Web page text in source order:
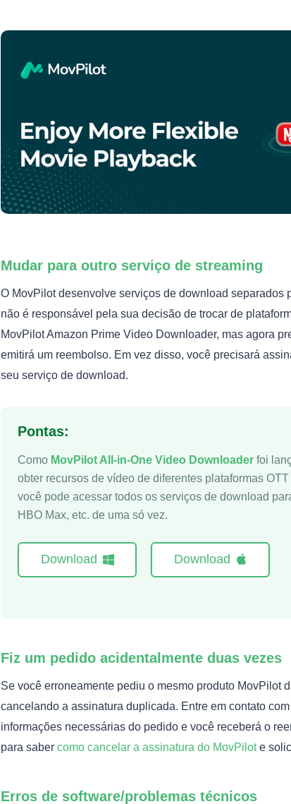
Mudar para outro serviço de streaming
O MovPilot desenvolve serviços de download separados
não é responsável pela sua decisão de trocar de
MovPilot Amazon Prime Video Downloader, mas agora
emitirá um reembolso. Em vez disso, você precisará
seu serviço de download.
Pontas:
Como MovPilot All-in-One Video Downloader foi
obter recursos de vídeo de diferentes plataformas
você pode acessar todos os serviços de download
HBO Max, etc. de uma só vez.
Download Download
Fiz um pedido acidentalmente duas vezes
Se você erroneamente pediu o mesmo produto MovPilot
cancelando a assinatura duplicada. Entre em contato
informações necessárias do pedido e você receberá o
para saber como cancelar a assinatura do MovPilote
Erros de software/problemas técnicos